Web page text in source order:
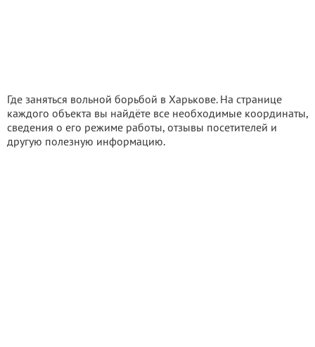
Где заняться вольной борьбой в Харькове. На странице
каждого объекта вы найдёте все необходимые координаты,
сведения о его режиме работы, отзывы посетителей и
другую полезную информацию.